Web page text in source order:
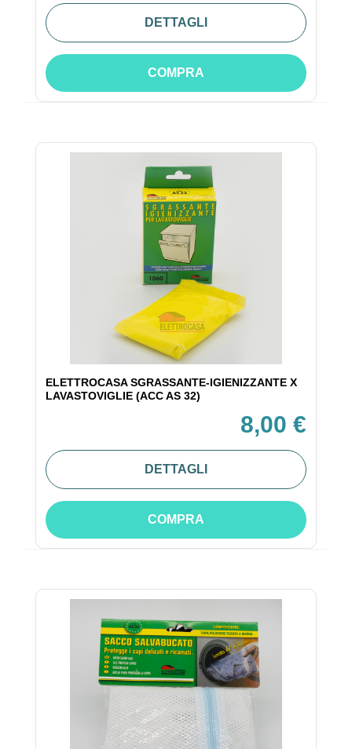
DETTAGLI
COMPRA
ELETTROCASA SGRASSANTE-IGIENIZZANTE X
LAVASTOVIGLIE (ACC AS 32)
8,00 €
DETTAGLI
COMPRA